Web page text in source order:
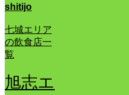
shitijo
七城エリア
の飲食店一
覧
旭志エ